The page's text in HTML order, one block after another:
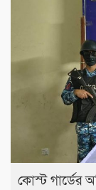
কোস্ট গার্ডের